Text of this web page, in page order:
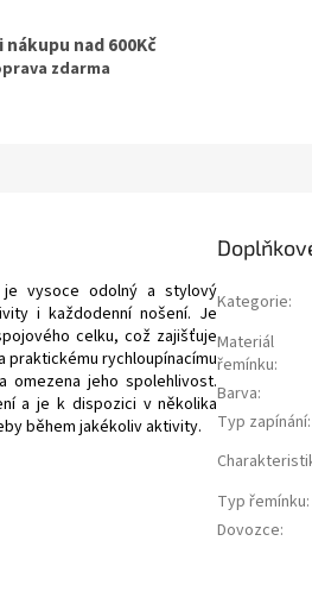
nákupu nad 600Kč
zdarma
je vysoce odolný a stylový
i každodenní nošení. Je
celku, což zajišťuje
praktickému rychloupínacímu
omezena jeho spolehlivost.
a je k dispozici v několika
během jakékoliv aktivity.
Kategorie:
Materiál
řemínku:
Barva:
Typ zapínání:
Typ řemínku:
Dovozce: